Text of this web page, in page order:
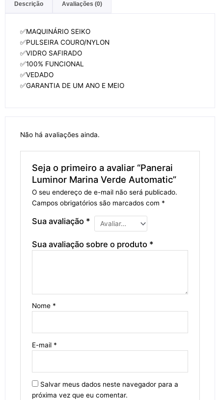
Descrição Avaliações (0)
✅MAQUINÁRIO SEIKO
✅PULSEIRA COURO/NYLON
✅VIDRO SAFIRADO
✅100% FUNCIONAL
✅VEDADO
✅GARANTIA DE UM ANO E MEIO
Não há avaliações ainda.
Seja o primeiro a avaliar “Panerai
Luminor Marina Verde Automatic”
O seu endereço de e-mail não será publicado.
Campos obrigatórios são marcados com *
Sua avaliação *
Sua avaliação sobre o produto *
Nome *
E-mail *
Salvar meus dados neste navegador para a
próxima vez que eu comentar.